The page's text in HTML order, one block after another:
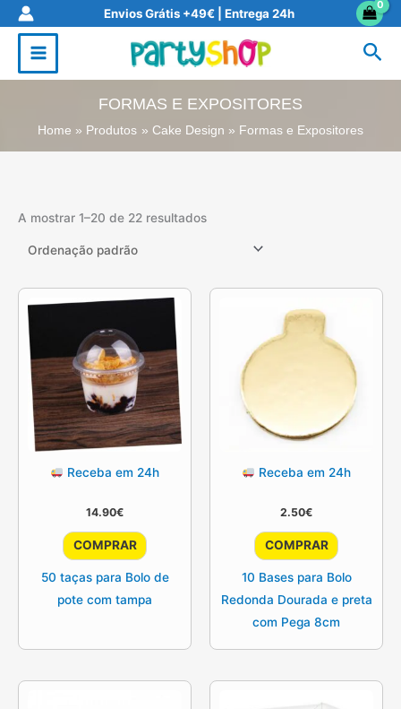
Skip
content
Envios Grátis +49€ | Entrega 24h
FORMAS E EXPOSITORES
Home Produtos Cake Design Formas e Expositores
A mostrar 1–20 de 22 resultados
Receba em 24h
14.90€
COMPRAR
50 taças para Bolo de
pote com tampa
Receba em 24h
2.50€
COMPRAR
10 Bases para Bolo
Redonda Dourada e preta
com Pega 8cm